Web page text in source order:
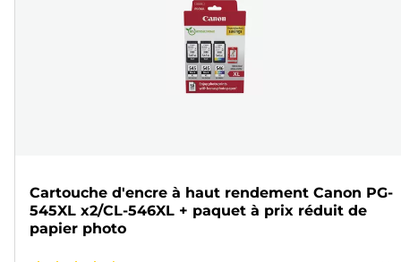
Cartouche d'encre à haut rendement Canon PG-
545XL x2/CL-546XL + paquet à prix réduit de
papier photo